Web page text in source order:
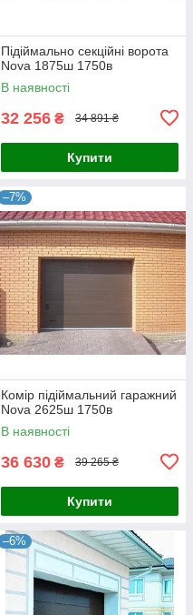
Підіймально секційні ворота
Nova 1875ш 1750в
В наявності
32 256 ₴ 34 891 ₴
Купити
–7%
Комір підіймальний гаражний
Nova 2625ш 1750в
В наявності
36 630 ₴ 39 265 ₴
Купити
–6%